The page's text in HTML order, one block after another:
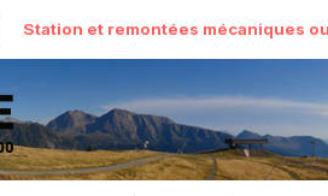
Station et remontées mécaniques